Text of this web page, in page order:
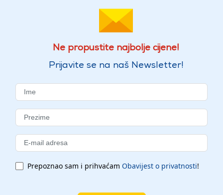
Ne propustite najbolje cijene!
Prijavite se na naš Newsletter!
Prepoznao sam i prihvaćam Obavijest o privatnosti!